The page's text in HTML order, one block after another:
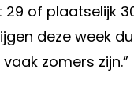
of plaatselijk
deze week
zomers zijn.”